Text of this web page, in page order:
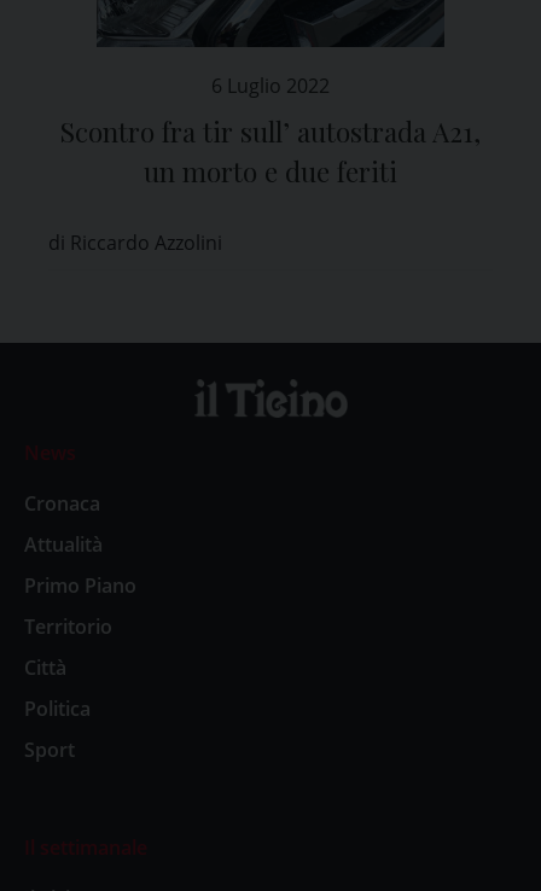
6 Luglio 2022
Scontro fra tir sull’ autostrada A21,
un morto e due feriti
di Riccardo Azzolini
News
Cronaca
Attualità
Primo Piano
Territorio
Città
Politica
Sport
Il settimanale